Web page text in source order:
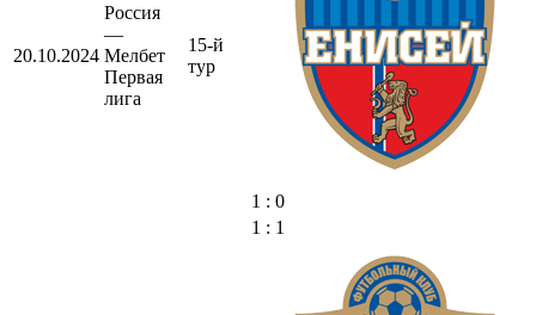
20.10.2024
Россия
—
Мелбет
Первая
лига
15-й
тур
1 : 0
1 : 1